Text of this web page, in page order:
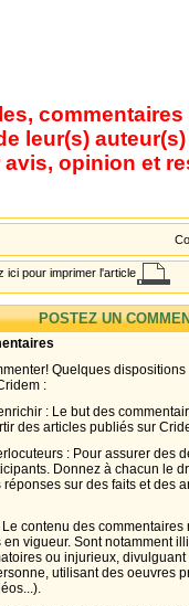
leur(s)
avis, opinion et
ici pour imprimer l'article
POSTEZ UN
Quelques
:
: Le but des
des articles publiés sur
: Pour assurer des
Donnez à chacun le
réponses sur des faits et des
contenu des
vigueur. Sont notamment
ou injurieux,
utilisant des oeuvres